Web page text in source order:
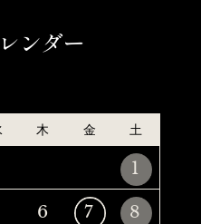
ンダー
木 金 土
1
6 7
8